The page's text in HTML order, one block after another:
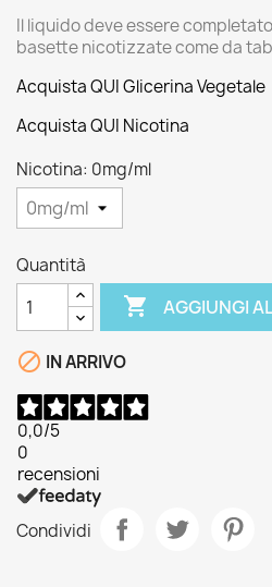
Il liquido deve essere
basette nicotizzate come da
Acquista QUI Glicerina Vegetale
Acquista QUI Nicotina
Nicotina: 0mg/ml
Quantità
 AGGIUNGI
 IN ARRIVO
0,0/5
0
recensioni
Condividi